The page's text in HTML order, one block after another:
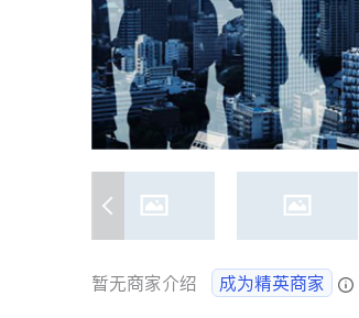
暂无商家介绍 成为精英商家